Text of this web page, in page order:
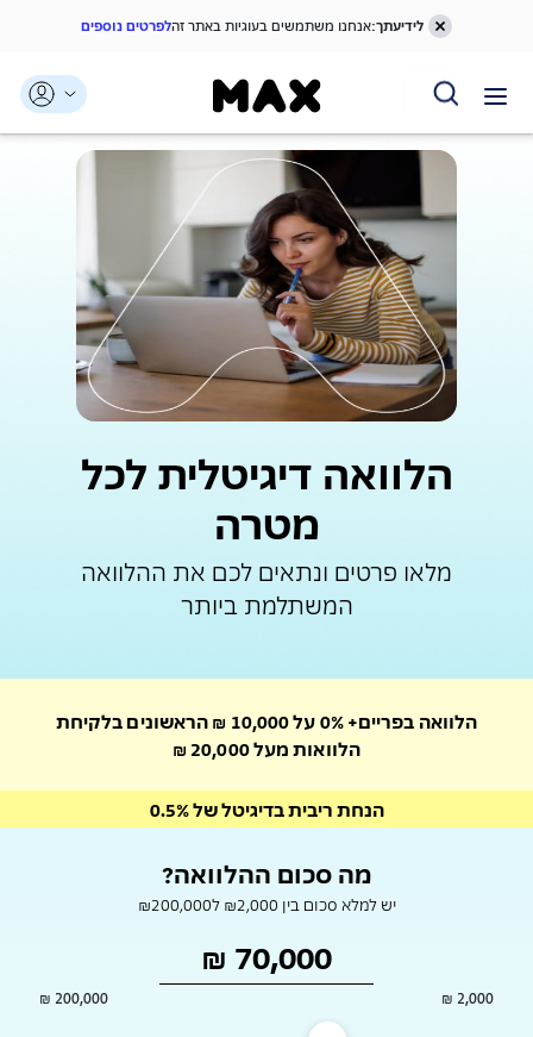
לידיעתך:אנחנו משתמשים בעוגיות באתר זהלפרטים נוספים
הלוואה דיגיטלית לכל
מטרה
מלאו פרטים ונתאים לכם את ההלוואה
המשתלמת ביותר
הלוואה בפריים+ 0% על 10,000 ₪ הראשונים בלקיחת
הלוואות מעל 20,000 ₪
הנחת ריבית בדיגיטל של 0.5%
מה סכום ההלוואה?
יש למלא סכום בין ₪2,000 ל₪200,000